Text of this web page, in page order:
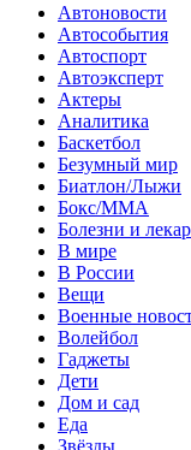
Автоновости
Автособытия
Автоспорт
Автоэксперт
Актеры
Аналитика
Баскетбол
Безумный мир
Биатлон/Лыжи
Бокс/MMA
Болезни и
В мире
В России
Вещи
Военные
Волейбол
Гаджеты
Дети
Дом и сад
Еда
Звёзды